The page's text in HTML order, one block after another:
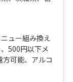
ニュー組み換え
、 500円以下メ
方可能、 アルコ